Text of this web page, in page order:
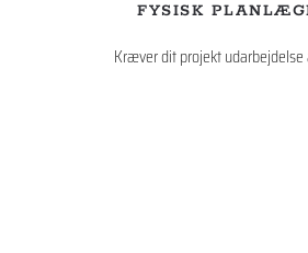
FYSISK
Kræver dit projekt